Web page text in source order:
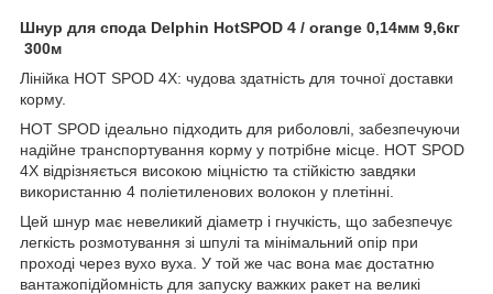
Шнур для спода Delphin HotSPOD 4 / orange 0,14мм 9,6кг
300м
Лінійка HOT SPOD 4X: чудова здатність для точної доставки
корму.
HOT SPOD ідеально підходить для риболовлі, забезпечуючи
надійне транспортування корму у потрібне місце. HOT SPOD
4X відрізняється високою міцністю та стійкістю завдяки
використанню 4 поліетиленових волокон у плетінні.
Цей шнур має невеликий діаметр і гнучкість, що забезпечує
легкість розмотування зі шпулі та мінімальний опір при
проході через вухо вуха. У той же час вона має достатню
вантажопідйомність для запуску важких ракет на великі